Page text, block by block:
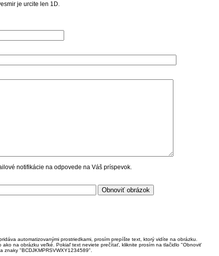
je urcite len 1D.
notifikácie na odpovede na Váš príspevok.
automatizovanými prostriedkami, prosím prepíšte text, ktorý vidíte na obrázku.
ako na obrázku veľké. Pokiaľ text neviete prečítať, kliknite prosím na tlačidlo "Obnoviť
znaky "BCDJKMPRSVWXY1234589".